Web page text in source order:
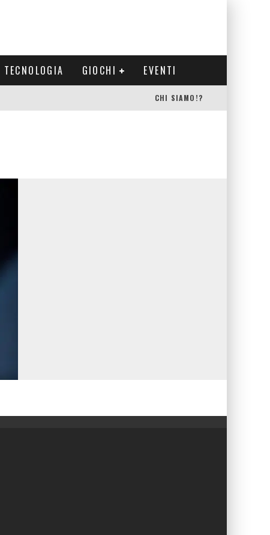
TECNOLOGIA GIOCHI EVENTI
CHI SIAMO!?